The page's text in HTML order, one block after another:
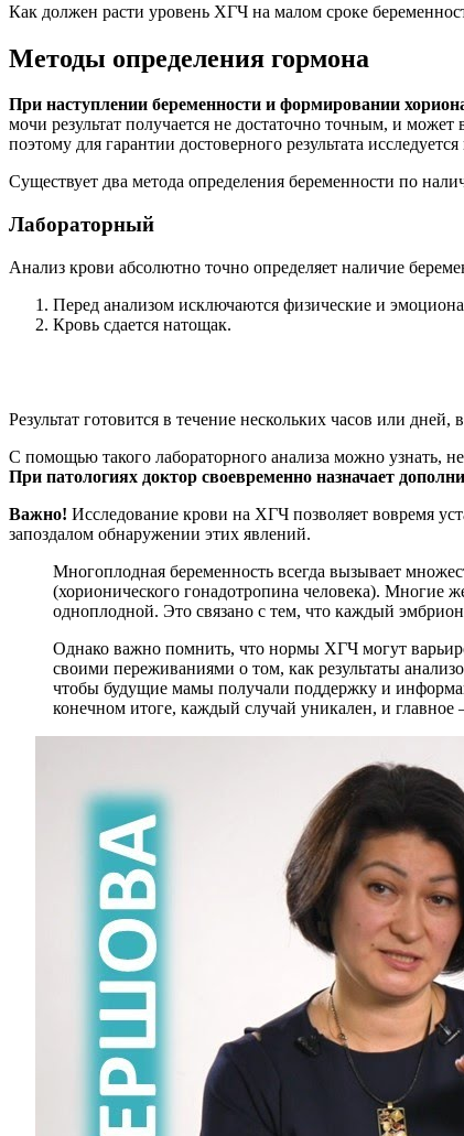
Как должен расти уровень ХГЧ на малом сроке
Методы определения гормона
При наступлении беременности и формировании
мочи результат получается не достаточно точным, и
поэтому для гарантии достоверного результата
Существует два метода определения беременности по
Лабораторный
Анализ крови абсолютно точно определяет наличие
Перед анализом исключаются физические и
Кровь сдается натощак.
Результат готовится в течение нескольких часов или
С помощью такого лабораторного анализа можно узнать,
При патологиях доктор своевременно назначает
Важно! Исследование крови на ХГЧ позволяет вовремя
запоздалом обнаружении этих явлений.
Многоплодная беременность всегда вызывает
(хорионического гонадотропина человека). Многие
одноплодной. Это связано с тем, что каждый
Однако важно помнить, что нормы ХГЧ могут
своими переживаниями о том, как результаты
чтобы будущие мамы получали поддержку и
конечном итоге, каждый случай уникален, и главное